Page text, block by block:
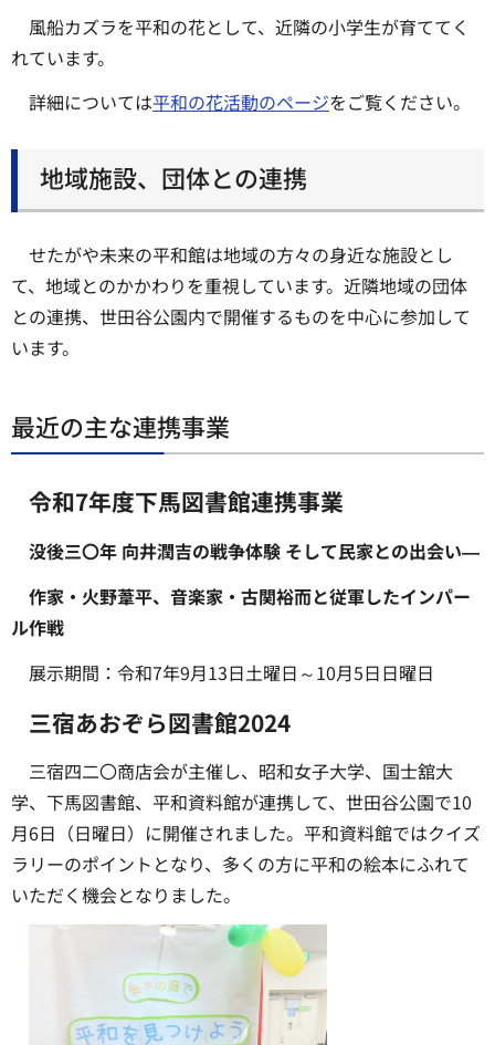
風船カズラを平和の花として、近隣の小学生が育ててく
れています。
詳細については平和の花活動のページをご覧ください。
地域施設、団体との連携
せたがや未来の平和館は地域の方々の身近な施設とし
て、地域とのかかわりを重視しています。近隣地域の団体
との連携、世田谷公園内で開催するものを中心に参加して
います。
最近の主な連携事業
令和7年度下馬図書館連携事業
没後三〇年 向井潤吉の戦争体験 そして民家との出会い―
作家・火野葦平、音楽家・古関裕而と従軍したインパー
ル作戦
展示期間：令和7年9月13日土曜日～10月5日日曜日
三宿あおぞら図書館2024
三宿四二〇商店会が主催し、昭和女子大学、国士舘大
学、下馬図書館、平和資料館が連携して、世田谷公園で10
月6日（日曜日）に開催されました。平和資料館ではクイズ
ラリーのポイントとなり、多くの方に平和の絵本にふれて
いただく機会となりました。